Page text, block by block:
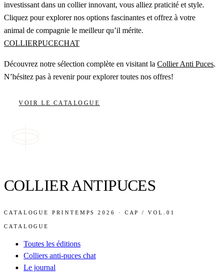
investissant dans un collier innovant, vous alliez praticité et style.
Cliquez pour explorer nos options fascinantes et offrez à votre
animal de compagnie le meilleur qu’il mérite.
COLLIERPUCECHAT
Découvrez notre sélection complète en visitant la Collier Anti Puces.
N’hésitez pas à revenir pour explorer toutes nos offres!
VOIR LE CATALOGUE
COLLIER ANTIPUCES
CATALOGUE PRINTEMPS 2026 · CAP / VOL.01
CATALOGUE
Toutes les éditions
Colliers anti-puces chat
Le journal